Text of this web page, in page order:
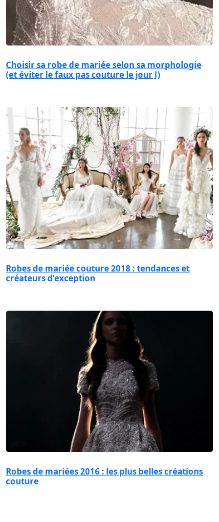
Choisir sa robe de mariée selon sa morphologie
(et éviter le faux pas couture le jour J)
Robes de mariée couture 2018 : tendances et
créateurs d’exception
Robes de mariées 2016 : les plus belles créations
couture